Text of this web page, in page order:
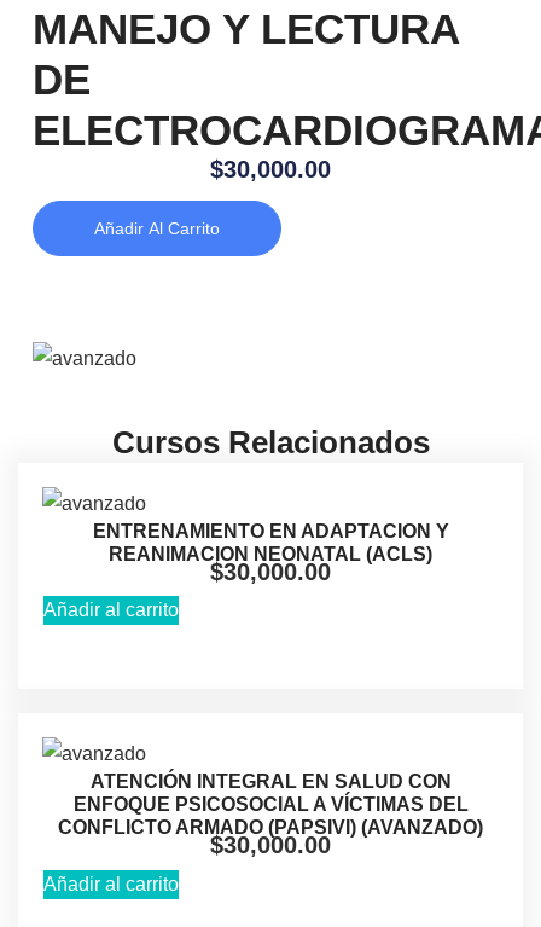
MANEJO Y LECTURA
DE
$30,000.00
Añadir Al Carrito
Cursos Relacionados
ENTRENAMIENTO EN ADAPTACION Y
REANIMACION NEONATAL (ACLS)
$30,000.00
Añadir al carrito
ATENCIÓN INTEGRAL EN SALUD CON
ENFOQUE PSICOSOCIAL A VÍCTIMAS DEL
CONFLICTO ARMADO (PAPSIVI) (AVANZADO)
$30,000.00
Añadir al carrito